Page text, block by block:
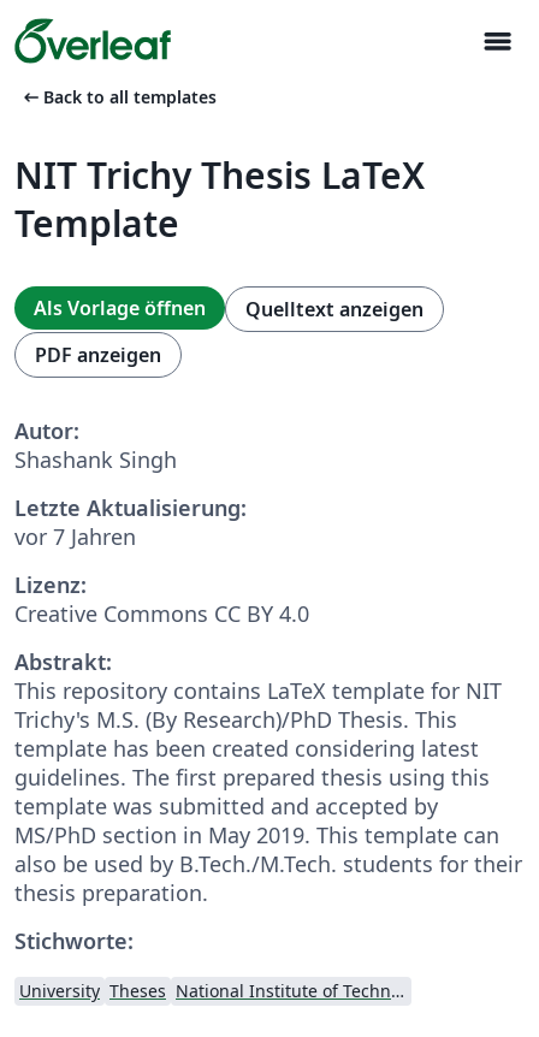
menu
arrow_left_alt Back to all templates
NIT Trichy Thesis LaTeX
Template
Als Vorlage öffnen
Quelltext anzeigen
PDF anzeigen
Autor:
Shashank Singh
Letzte Aktualisierung:
vor 7 Jahren
Lizenz:
Creative Commons CC BY 4.0
Abstrakt:
This repository contains LaTeX template for NIT
Trichy's M.S. (By Research)/PhD Thesis. This
template has been created considering latest
guidelines. The first prepared thesis using this
template was submitted and accepted by
MS/PhD section in May 2019. This template can
also be used by B.Tech./M.Tech. students for their
thesis preparation.
Stichworte:
University Theses National Institute of Technology